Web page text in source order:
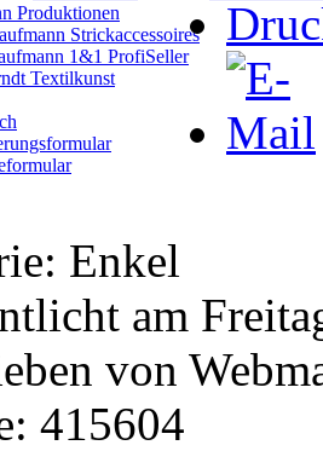
Produktionen
Strickaccessoires
1&1 ProfiSeller
Textilkunst
Enkel
am
von
415604